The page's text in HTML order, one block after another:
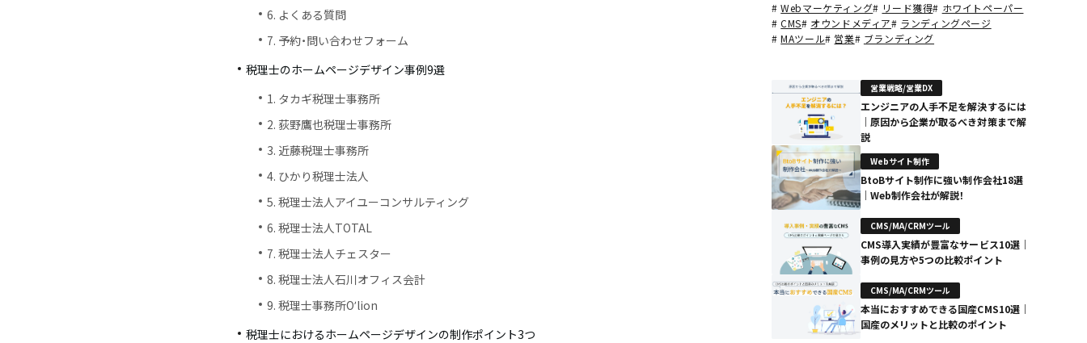
6. よくある質問
7. 予約・問い合わせフォーム
税理士のホームページデザイン事例9選
1. タカギ税理士事務所
2. 荻野鷹也税理士事務所
3. 近藤税理士事務所
4. ひかり税理士法人
5. 税理士法人アイユーコンサルティング
6. 税理士法人TOTAL
7. 税理士法人チェスター
8. 税理士法人石川オフィス会計
9. 税理⼠事務所Oʼlion
税理士におけるホームページデザインの制作ポイント3つ
#Webマーケティング# リード獲得# ホワイトペーパー
#CMS# オウンドメディア# ランディングページ
#MAツール# 営業# ブランディング
営業戦略/営業DX
エンジニアの人手不足を解決するには
｜原因から企業が取るべき対策まで解
説
Webサイト制作
BtoBサイト制作に強い制作会社18選
｜Web制作会社が解説！
CMS/MA/CRMツール
CMS導入実績が豊富なサービス10選｜
事例の見方や5つの比較ポイント
CMS/MA/CRMツール
本当におすすめできる国産CMS10選｜
国産のメリットと比較のポイント